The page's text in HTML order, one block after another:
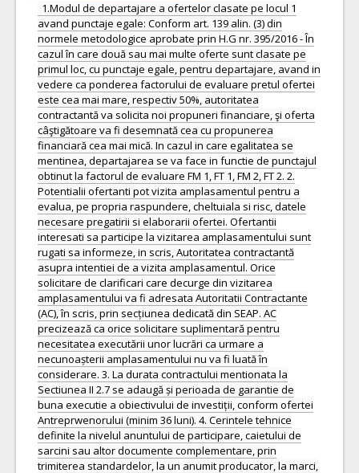
1.Modul de departajare a ofertelor clasate pe locul 1
avand punctaje egale: Conform art. 139 alin. (3) din
normele metodologice aprobate prin H.G nr. 395/2016 - În
cazul în care două sau mai multe oferte sunt clasate pe
primul loc, cu punctaje egale, pentru departajare, avand in
vedere ca ponderea factorului de evaluare pretul ofertei
este cea mai mare, respectiv 50%, autoritatea
contractantă va solicita noi propuneri financiare, şi oferta
câştigătoare va fi desemnată cea cu propunerea
financiară cea mai mică. In cazul in care egalitatea se
mentinea, departajarea se va face in functie de punctajul
obtinut la factorul de evaluare FM 1, FT 1, FM 2, FT 2. 2.
Potentialii ofertanti pot vizita amplasamentul pentru a
evalua, pe propria raspundere, cheltuiala si risc, datele
necesare pregatirii si elaborarii ofertei. Ofertantii
interesati sa participe la vizitarea amplasamentului sunt
rugati sa informeze, in scris, Autoritatea contractantă
asupra intentiei de a vizita amplasamentul. Orice
solicitare de clarificari care decurge din vizitarea
amplasamentului va fi adresata Autoritatii Contractante
(AC), în scris, prin secțiunea dedicată din SEAP. AC
precizează ca orice solicitare suplimentară pentru
necesitatea executării unor lucrări ca urmare a
necunoașterii amplasamentului nu va fi luată în
considerare. 3. La durata contractului mentionata la
Sectiunea II 2.7 se adaugă și perioada de garantie de
buna executie a obiectivului de investiții, conform ofertei
Antreprwenorului (minim 36 luni). 4. Cerintele tehnice
definite la nivelul anuntului de participare, caietului de
sarcini sau altor documente complementare, prin
trimiterea standardelor, la un anumit producator, la marci,